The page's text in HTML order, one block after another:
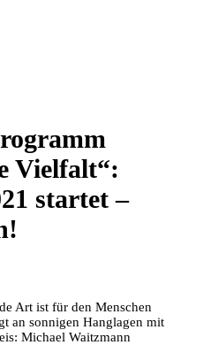
Vielfalt“:
startet –
Art ist für den Menschen
an sonnigen Hanglagen mit
Michael Waitzmann